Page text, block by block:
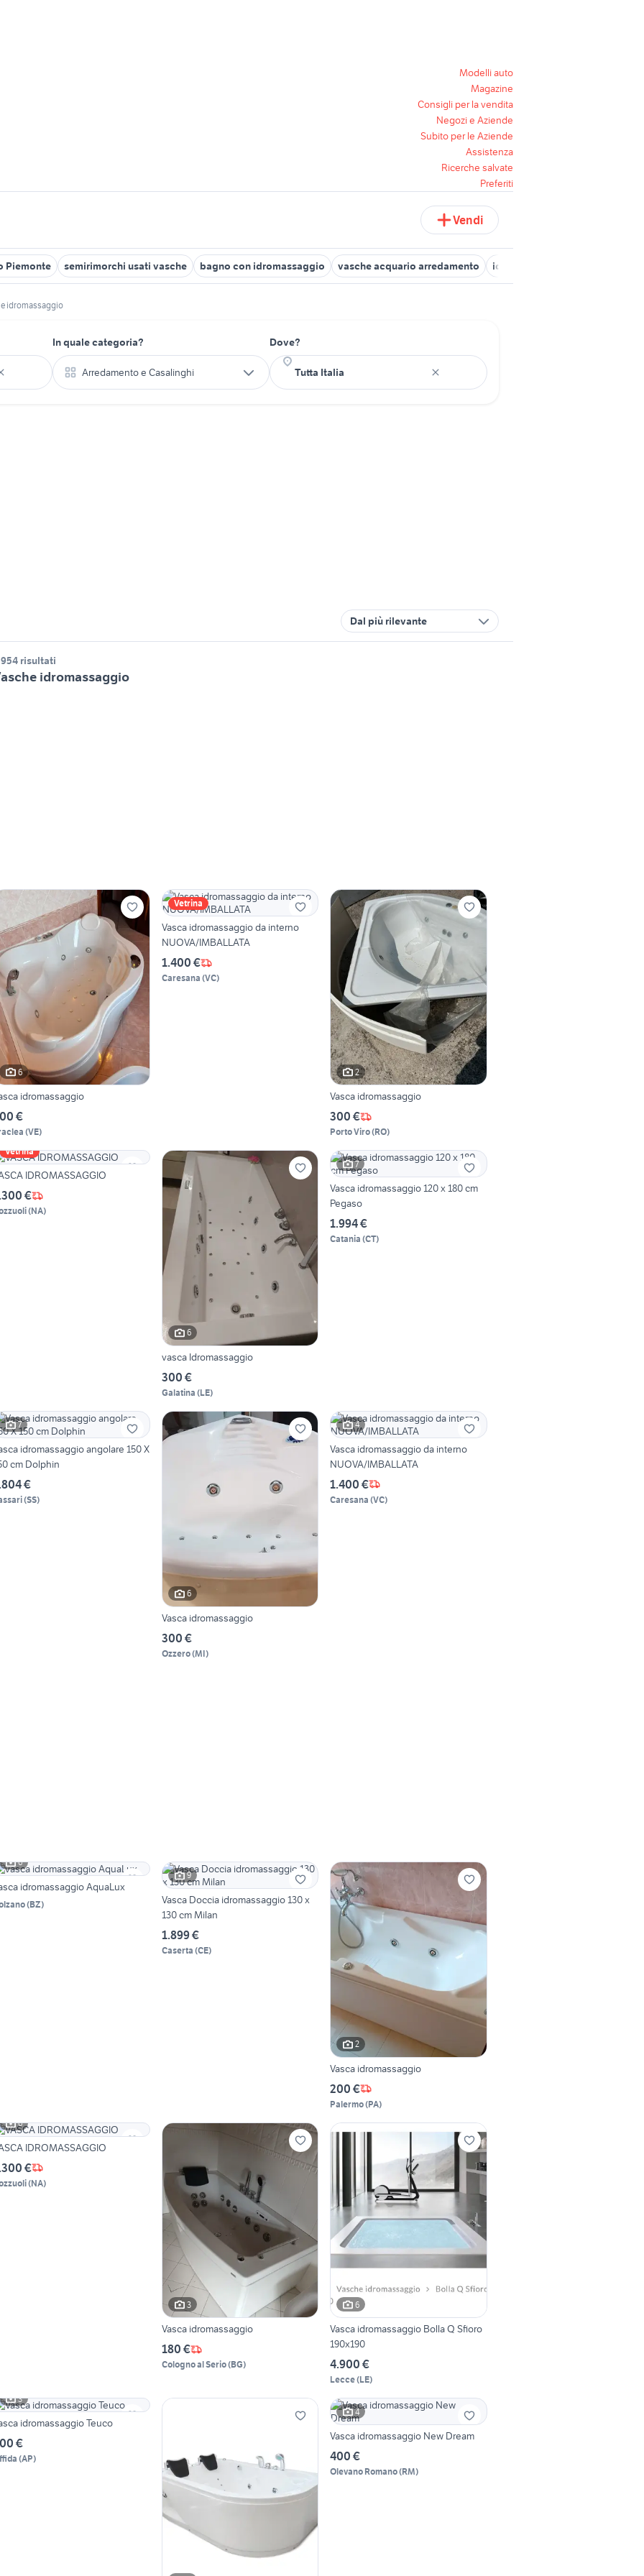
Modelli auto
Magazine
Consigli per la vendita
Negozi e Aziende
Subito per le Aziende
Assistenza
Ricerche salvate
Preferiti
Vendi
Piemonte semirimorchi usati vasche bagno con idromassaggio vasche acquario arredamento idromassaggio per vasca
idromassaggio
In quale categoria?
Arredamento e Casalinghi
Dove?
Dal più rilevante
risultati
idromassaggio
6
idromassaggio
€
(VE)
Vetrina
Vasca idromassaggio da interno
NUOVA/IMBALLATA
1.400 €
Caresana (VC)
2
Vasca idromassaggio
300 €
Porto Viro(RO)
Vetrina
IDROMASSAGGIO
€
(NA)
6
vasca Idromassaggio
300 €
Galatina (LE)
7
Vasca idromassaggio 120 x 180 cm
Pegaso
1.994 €
Catania (CT)
7
idromassaggio angolare 150 X
cm Dolphin
€
(SS)
6
Vasca idromassaggio
300 €
Ozzero(MI)
4
Vasca idromassaggio da interno
NUOVA/IMBALLATA
1.400 €
Caresana (VC)
6
idromassaggio AquaLux
(BZ)
9
Vasca Doccia idromassaggio 130 x
130 cm Milan
1.899 €
Caserta (CE)
2
Vasca idromassaggio
200 €
Palermo(PA)
6
IDROMASSAGGIO
€
(NA)
3
Vasca idromassaggio
180 €
Cologno al Serio(BG)
6
Vasca idromassaggio Bolla Q Sfioro
190x190
4.900 €
Lecce(LE)
3
idromassaggio Teuco
€
(AP)
4
Vasca idromassaggio New Dream
400 €
Olevano Romano(RM)